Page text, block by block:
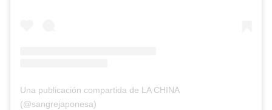
Una publicación compartida de LA CHINA
(@sangrejaponesa)